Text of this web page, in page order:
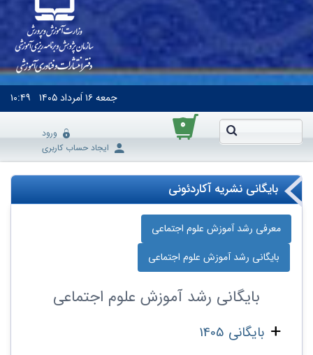
جمعه۱۶ اَمرداد ۱۴۰۵ ۱۰:۴۹
۰
ورود
ایجاد حساب کاربری
بایگانی نشریه آکاردئونی
معرفی رشد آموزش علوم اجتماعی
بایگانی رشد آموزش علوم اجتماعی
بایگانی رشد آموزش علوم اجتماعی
بایگانی 1405